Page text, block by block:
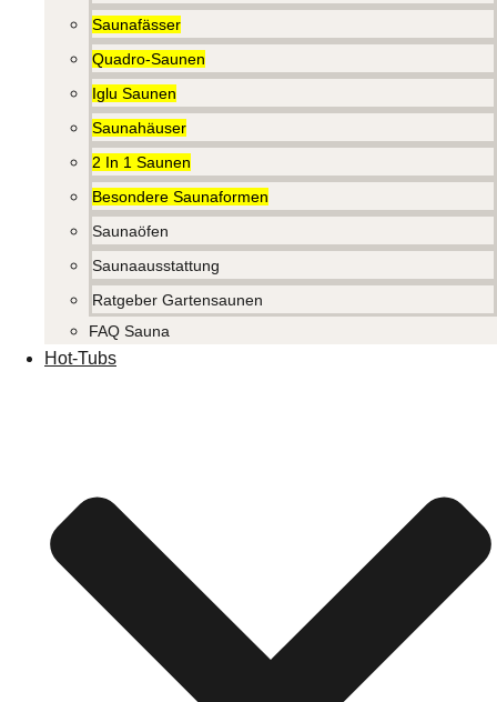
Saunafässer
Quadro-Saunen
Iglu Saunen
Saunahäuser
2 In 1 Saunen
Besondere Saunaformen
Saunaöfen
Saunaausstattung
Ratgeber Gartensaunen
FAQ Sauna
Hot-Tubs